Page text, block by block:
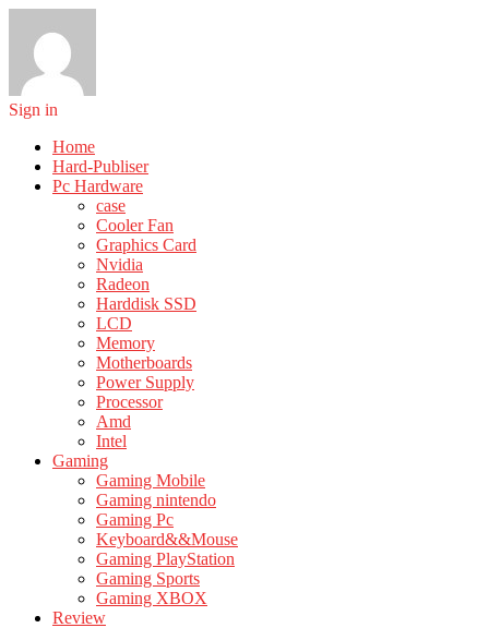
Sign in
Home
Hard-Publiser
Pc Hardware
case
Cooler Fan
Graphics Card
Nvidia
Radeon
Harddisk SSD
LCD
Memory
Motherboards
Power Supply
Processor
Amd
Intel
Gaming
Gaming Mobile
Gaming nintendo
Gaming Pc
Keyboard&&Mouse
Gaming PlayStation
Gaming Sports
Gaming XBOX
Review